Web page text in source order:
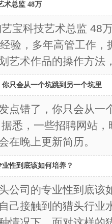
术总监 48万
艺宝科技艺术总
验，多年高管工作，
艺术作品的操作方法
只会从一个坑跳到另一个坑里
发点错了，你只会
，一些招聘网站，
会在晚上更新简历
性到底该如何培养？
头公司的专业性到底
己接触到的猎头行业